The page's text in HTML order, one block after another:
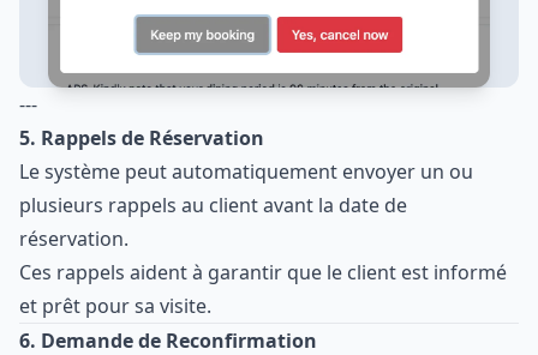
---
5. Rappels de Réservation
Le système peut automatiquement envoyer un ou
plusieurs rappels au client avant la date de
réservation.
Ces rappels aident à garantir que le client est informé
et prêt pour sa visite.
6. Demande de Reconfirmation